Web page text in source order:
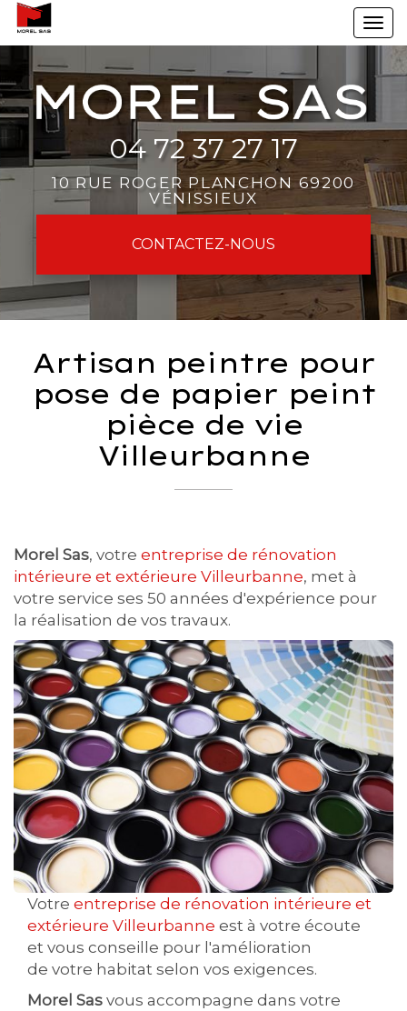
Aller
au
principal
04 72 37 27 17
10 RUE ROGER PLANCHON 69200
VÉNISSIEUX
CONTACTEZ-NOUS
Artisan peintre pour
pose de papier peint
pièce de vie
Villeurbanne
Morel Sas, votre entreprise de rénovation
intérieure et extérieure Villeurbanne, met à
votre service ses 50 années d'expérience pour
la réalisation de vos travaux.
Votre entreprise de rénovation intérieure et
extérieure Villeurbanne est à votre écoute
et vous conseille pour l'amélioration
de votre habitat selon vos exigences.
Morel Sas vous accompagne dans votre